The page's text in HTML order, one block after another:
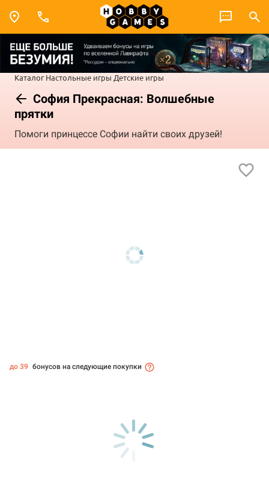
Каталог Настольные игры Детские игры
София Прекрасная: Волшебные
прятки
Помоги принцессе Софии найти своих друзей!
до 39 бонусов на следующие покупки